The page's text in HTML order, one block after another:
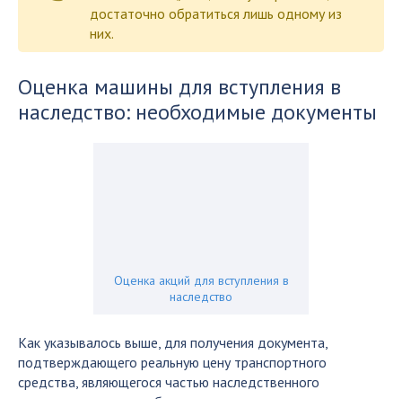
достаточно обратиться лишь одному из
них.
Оценка машины для вступления в
наследство: необходимые документы
Оценка акций для вступления в
наследство
Как указывалось выше, для получения документа,
подтверждающего реальную цену транспортного
средства, являющегося частью наследственного